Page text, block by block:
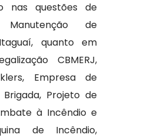
nas questões de
de
quanto em
CBMERJ,
Empresa de
Projeto de
à Incêndio e
de Incêndio,